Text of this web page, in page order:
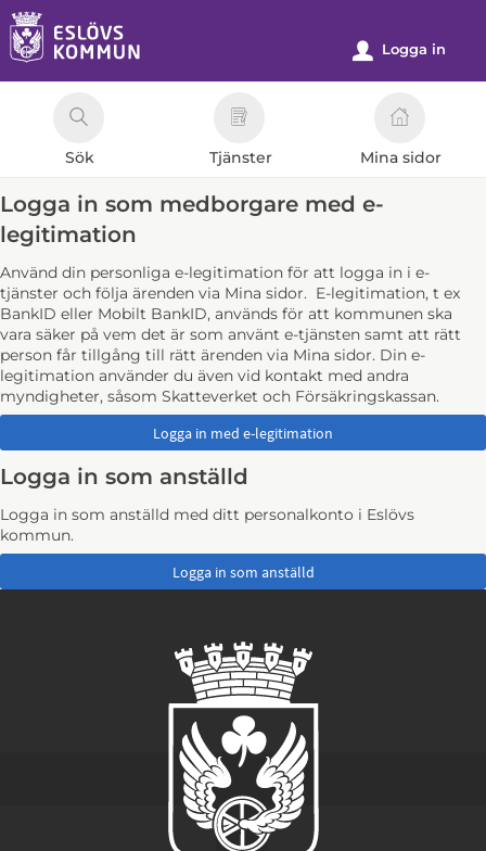
Välkommen
till
e-
tjänster
Eslövs
kommun
Sök Tjänster Mina sidor
u Logga in
Logga in som medborgare med e-
legitimation
Använd din personliga e-legitimation för att logga in i e-
tjänster och följa ärenden via Mina sidor. E-legitimation, t ex
BankID eller Mobilt BankID, används för att kommunen ska
vara säker på vem det är som använt e-tjänsten samt att rätt
person får tillgång till rätt ärenden via Mina sidor. Din e-
legitimation använder du även vid kontakt med andra
myndigheter, såsom Skatteverket och Försäkringskassan.
Logga in som anställd
Logga in som anställd med ditt personalkonto i Eslövs
kommun.